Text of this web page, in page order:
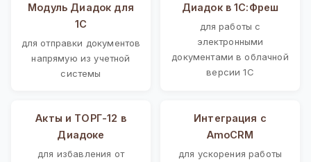
Модуль Диадок для
1С
для отправки документов
напрямую из учетной
системы
Диадок в 1С:Фреш
для работы с
электронными
документами в облачной
версии 1С
Акты и ТОРГ-12 в
Диадоке
для избавления от
Интеграция с
AmoCRM
для ускорения работы